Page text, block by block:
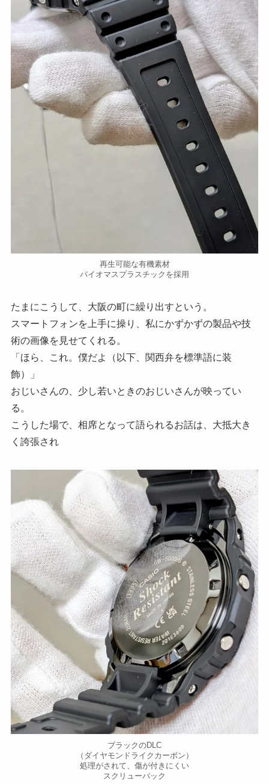
再生可能な有機素材
バイオマスプラスチックを採用
たまにこうして、大阪の町に繰り出すという。
スマートフォンを上手に操り、私にかずかずの製品や技
術の画像を見せてくれる。
「ほら、これ。僕だよ（以下、関西弁を標準語に装
飾）」
おじいさんの、少し若いときのおじいさんが映ってい
る。
こうした場で、相席となって語られるお話は、大抵大き
く誇張され
ブラックのDLC
（ダイヤモンドライクカーボン）
処理がされて、傷が付きにくい
スクリューバック